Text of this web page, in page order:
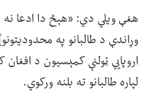
هغې ویلي دي: «هېڅ دا ادعا
وړاندې د طالبانو په
اروپايي ټولنې کمېسیون د افغان
لپاره طالبانو ته بلنه ورکوي.